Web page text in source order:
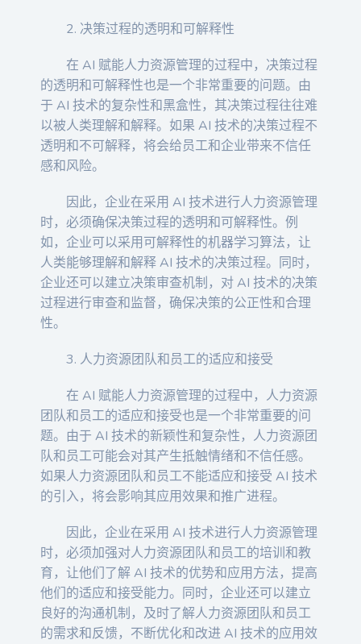
2. 决策过程的透明和可解释性
在 AI 赋能人力资源管理的过程中，决策过程
的透明和可解释性也是一个非常重要的问题。由
于 AI 技术的复杂性和黑盒性，其决策过程往往难
以被人类理解和解释。如果 AI 技术的决策过程不
透明和不可解释，将会给员工和企业带来不信任
感和风险。
因此，企业在采用 AI 技术进行人力资源管理
时，必须确保决策过程的透明和可解释性。例
如，企业可以采用可解释性的机器学习算法，让
人类能够理解和解释 AI 技术的决策过程。同时，
企业还可以建立决策审查机制，对 AI 技术的决策
过程进行审查和监督，确保决策的公正性和合理
性。
3. 人力资源团队和员工的适应和接受
在 AI 赋能人力资源管理的过程中，人力资源
团队和员工的适应和接受也是一个非常重要的问
题。由于 AI 技术的新颖性和复杂性，人力资源团
队和员工可能会对其产生抵触情绪和不信任感。
如果人力资源团队和员工不能适应和接受 AI 技术
的引入，将会影响其应用效果和推广进程。
因此，企业在采用 AI 技术进行人力资源管理
时，必须加强对人力资源团队和员工的培训和教
育，让他们了解 AI 技术的优势和应用方法，提高
他们的适应和接受能力。同时，企业还可以建立
良好的沟通机制，及时了解人力资源团队和员工
的需求和反馈，不断优化和改进 AI 技术的应用效